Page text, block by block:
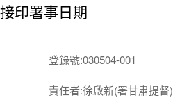
印署事日期
登錄號:030504-001
責任者:徐啟新(署甘肅提督)